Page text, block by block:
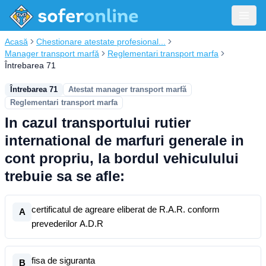
Acasă
Chestionare atestate profesional...
Manager transport marfă
Reglementari transport marfa
Întrebarea 71
Întrebarea 71
Atestat manager transport marfă
Reglementari transport marfa
In cazul transportului rutier
international de marfuri generale in
cont propriu, la bordul vehiculului
trebuie sa se afle:
A
certificatul de agreare eliberat de R.A.R. conform
prevederilor A.D.R
B fisa de siguranta